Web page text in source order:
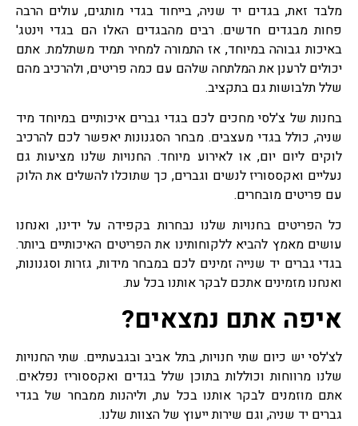
מלבד זאת, בגדים יד שניה, בייחוד בגדי מותגים, עולים הרבה
פחות מבגדים חדשים. רבים מהבגדים האלו הם בגדי וינטג'
באיכות גבוהה במיוחד, אז התמורה למחיר תמיד משתלמת. אתם
יכולים לרענן את המלתחה שלהם עם כמה פריטים, ולהרכיב מהם
שלל תלבושות גם בתקציב.
בחנות של צ'לסי מחכים לכם בגדי גברים איכותיים במיוחד מיד
שניה, כולל בגדי מעצבים. מבחר הסגנונות יאפשר לכם להרכיב
לוקים ליום יום, או לאירוע מיוחד. החנויות שלנו מציעות גם
נעליים ואקססוריז לנשים וגברים, כך שתוכלו להשלים את הלוק
עם פריטים מובחרים.
כל הפריטים בחנויות שלנו נבחרות בקפידה על ידינו, ואנחנו
עושים מאמץ להביא ללקוחותינו את הפריטים האיכותיים ביותר.
בגדי גברים יד שנייה זמינים לכם במבחר מידות, גזרות וסגנונות,
ואנחנו מזמינים אתכם לבקר אותנו בכל עת.
איפה אתם נמצאים?
לצ'לסי יש כיום שתי חנויות, בתל אביב ובגבעתיים. שתי החנויות
שלנו מרווחות וכוללות בתוכן שלל בגדים ואקססוריז נפלאים.
אתם מוזמנים לבקר אותנו בכל עת, וליהנות ממבחר של בגדי
גברים יד שניה, וגם שירות ייעוץ של הצוות שלנו.